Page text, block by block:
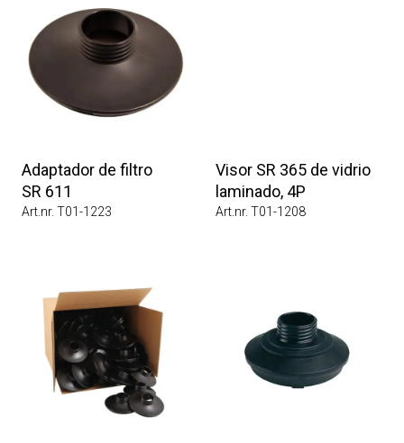
Adaptador de filtro
SR 611
Art.nr. T01-1223
Visor SR 365 de vidrio
laminado, 4P
Art.nr. T01-1208